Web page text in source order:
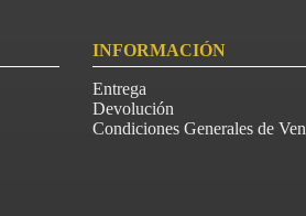
INFORMACIÓN
Entrega
Devolución
Condiciones Generales de